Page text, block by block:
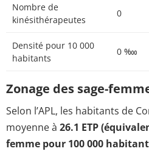
Nombre de
kinésithérapeutes
0
Densité pour 10 000
habitants
0 ‱
Zonage des sage-
Selon l’APL, les habitants de
moyenne à 26.1 ETP
femme pour 100 000